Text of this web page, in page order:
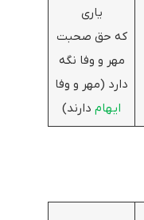
یاری
که حق صحبت
مهر و وفا نگه
دارد (مهر و وفا
ایهام دارند)